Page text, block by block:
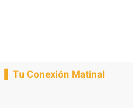
Tu Conexión Matinal